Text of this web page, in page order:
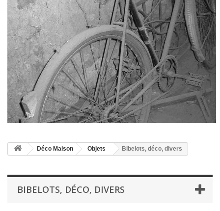
Déco Maison Objets Bibelots, déco, divers
BIBELOTS, DÉCO, DIVERS